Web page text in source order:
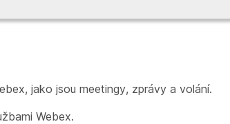
jako jsou meetingy, zprávy a volání.
Webex.